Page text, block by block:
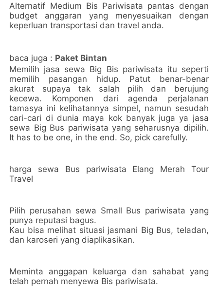
Alternatif Medium Bis Pariwisata pantas dengan
budget anggaran yang menyesuaikan dengan
keperluan transportasi dan travel anda.
baca juga : Paket Bintan
Memilih jasa sewa Big Bis pariwisata itu seperti
memilih pasangan hidup. Patut benar-benar
akurat supaya tak salah pilih dan berujung
kecewa. Komponen dari agenda perjalanan
tamasya ini kelihatannya simpel, namun sesudah
cari-cari di dunia maya kok banyak juga ya jasa
sewa Big Bus pariwisata yang seharusnya dipilih.
It has to be one, in the end. So, pick carefully.
harga sewa Bus pariwisata Elang Merah Tour
Travel
Pilih perusahan sewa Small Bus pariwisata yang
punya reputasi bagus.
Kau bisa melihat situasi jasmani Big Bus, teladan,
dan karoseri yang diaplikasikan.
Meminta anggapan keluarga dan sahabat yang
telah pernah menyewa Bis pariwisata.